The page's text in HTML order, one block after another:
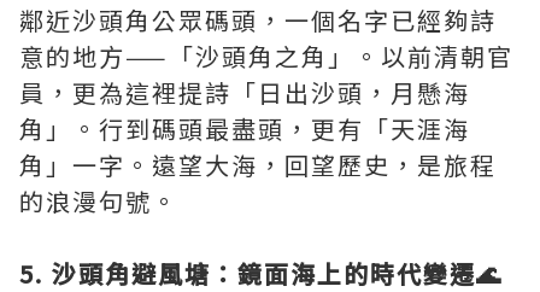
鄰近沙頭角公眾碼頭，一個名字已經夠詩
意的地方——「沙頭角之角」。以前清朝官
員，更為這裡提詩「日出沙頭，月懸海
角」。行到碼頭最盡頭，更有「天涯海
角」一字。遠望大海，回望歷史，是旅程
的浪漫句號。
5. 沙頭角避風塘：鏡面海上的時代變遷🌊